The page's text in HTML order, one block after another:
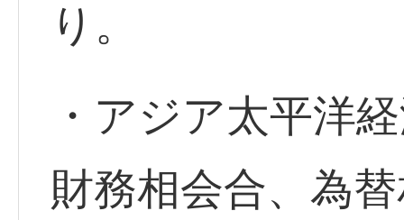
り。
・アジア太平洋
財務相会合、為